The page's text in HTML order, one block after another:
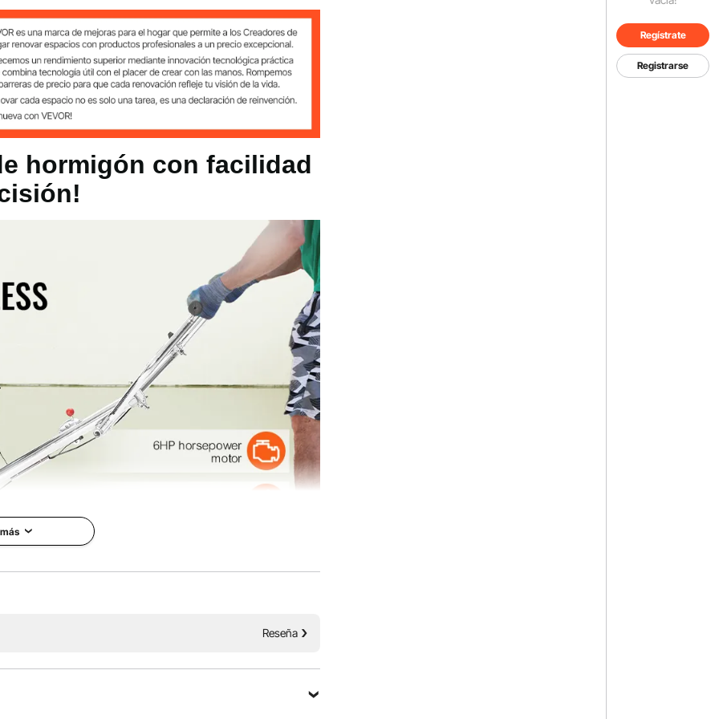
Regístrate
Registrarse
± 585 mm
mm
caliente de acero Q345
/ 1400 x 610 x 780 mm
hormigón con facilidad
y eficiente con nuestra paleta eléctrica, su herramienta
Reseña